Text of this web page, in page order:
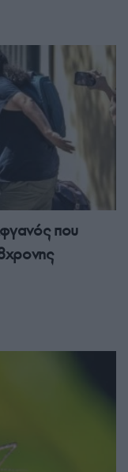
που